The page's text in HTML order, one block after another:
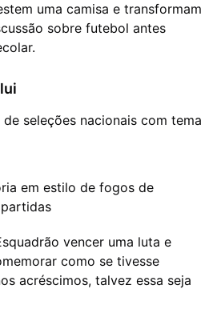
uma camisa e transformam
sobre futebol antes
seleções nacionais com tema
em estilo de fogos de
vencer uma luta e
como se tivesse
acréscimos, talvez essa seja